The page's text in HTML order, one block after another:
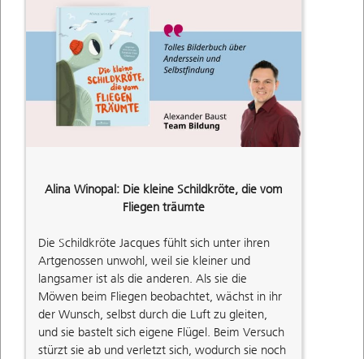
Alina Winopal: Die kleine Schildkröte, die vom
Fliegen träumte
Die Schildkröte Jacques fühlt sich unter ihren
Artgenossen unwohl, weil sie kleiner und
langsamer ist als die anderen. Als sie die
Möwen beim Fliegen beobachtet, wächst in ihr
der Wunsch, selbst durch die Luft zu gleiten,
und sie bastelt sich eigene Flügel. Beim Versuch
stürzt sie ab und verletzt sich, wodurch sie noch